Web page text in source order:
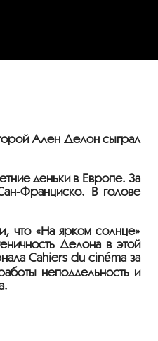
Ален Делон сыграл
деньки в Европе. За
Франциско. В голове
что «На ярком солнце»
Делона в этой
Cahiers du cinéma за
неподдельность и